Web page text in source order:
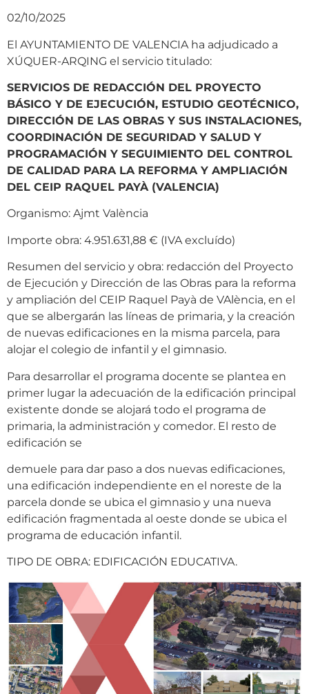
02/10/2025
El AYUNTAMIENTO DE VALENCIA ha adjudicado a
XÚQUER-ARQING el servicio titulado:
SERVICIOS DE REDACCIÓN DEL PROYECTO
BÁSICO Y DE EJECUCIÓN, ESTUDIO GEOTÉCNICO,
DIRECCIÓN DE LAS OBRAS Y SUS INSTALACIONES,
COORDINACIÓN DE SEGURIDAD Y SALUD Y
PROGRAMACIÓN Y SEGUIMIENTO DEL CONTROL
DE CALIDAD PARA LA REFORMA Y AMPLIACIÓN
DEL CEIP RAQUEL PAYÀ (VALENCIA)
Organismo: Ajmt València
Importe obra: 4.951.631,88 € (IVA excluído)
Resumen del servicio y obra: redacción del Proyecto
de Ejecución y Dirección de las Obras para la reforma
y ampliación del CEIP Raquel Payà de VAlència, en el
que se albergarán las líneas de primaria, y la creación
de nuevas edificaciones en la misma parcela, para
alojar el colegio de infantil y el gimnasio.
Para desarrollar el programa docente se plantea en
primer lugar la adecuación de la edificación principal
existente donde se alojará todo el programa de
primaria, la administración y comedor. El resto de
edificación se
demuele para dar paso a dos nuevas edificaciones,
una edificación independiente en el noreste de la
parcela donde se ubica el gimnasio y una nueva
edificación fragmentada al oeste donde se ubica el
programa de educación infantil.
TIPO DE OBRA: EDIFICACIÓN EDUCATIVA.